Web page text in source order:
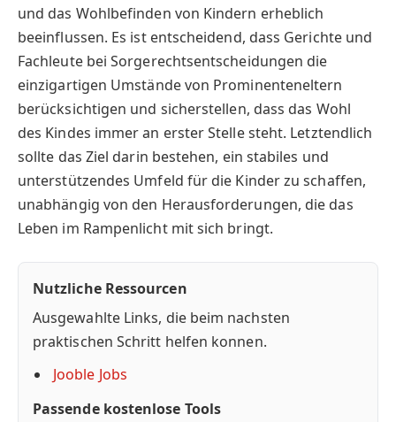
und das Wohlbefinden von Kindern erheblich
beeinflussen. Es ist entscheidend, dass Gerichte und
Fachleute bei Sorgerechtsentscheidungen die
einzigartigen Umstände von Prominenteneltern
berücksichtigen und sicherstellen, dass das Wohl
des Kindes immer an erster Stelle steht. Letztendlich
sollte das Ziel darin bestehen, ein stabiles und
unterstützendes Umfeld für die Kinder zu schaffen,
unabhängig von den Herausforderungen, die das
Leben im Rampenlicht mit sich bringt.
Nutzliche Ressourcen
Ausgewahlte Links, die beim nachsten
praktischen Schritt helfen konnen.
Jooble Jobs
Passende kostenlose Tools